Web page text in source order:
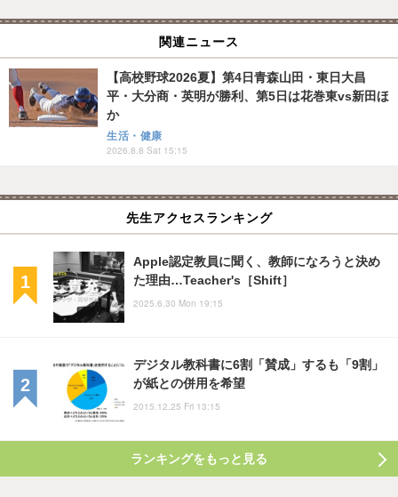
関連ニュース
【高校野球2026夏】第4日青森山田・東日大昌
平・大分商・英明が勝利、第5日は花巻東vs新田ほ
か
生活・健康
2026.8.8 Sat 15:15
先生アクセスランキング
Apple認定教員に聞く、教師になろうと決め
た理由…Teacher's［Shift］
2025.6.30 Mon 19:15
デジタル教科書に6割「賛成」するも「9割」
が紙との併用を希望
2015.12.25 Fri 13:15
ランキングをもっと見る